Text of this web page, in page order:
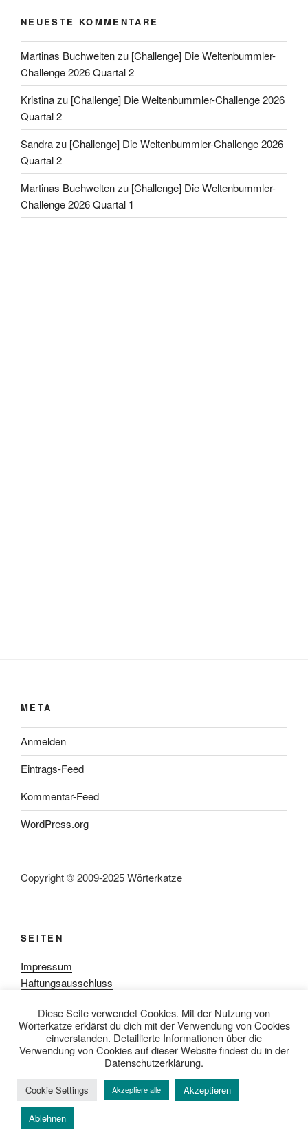
NEUESTE KOMMENTARE
Martinas Buchweltenzu [Challenge] Die Weltenbummler-
Challenge 2026 Quartal 2
Kristinazu [Challenge] Die Weltenbummler-Challenge 2026
Quartal 2
Sandrazu [Challenge] Die Weltenbummler-Challenge 2026
Quartal 2
Martinas Buchweltenzu [Challenge] Die Weltenbummler-
Challenge 2026 Quartal 1
META
Anmelden
Eintrags-Feed
Kommentar-Feed
WordPress.org
Copyright © 2009-2025 Wörterkatze
SEITEN
Impressum
Haftungsausschluss
Rezensionpolitik
Bewertungsschema
Media-Kit
Datenschutzerklärung
Diese Seite verwendet Cookies. Mit der Nutzung von
Wörterkatze erklärst du dich mit der Verwendung von Cookies
einverstanden. Detaillierte Informationen über die
Verwendung von Cookies auf dieser Website findest du in der
Datenschutzerklärung.
Cookie Settings Akzeptiere alle Akzeptieren
Ablehnen